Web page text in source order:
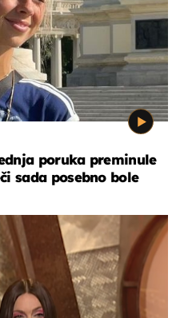
poruka preminule
sada posebno bole